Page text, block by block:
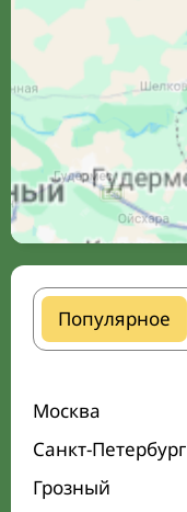
Популярное
Москва
Санкт-Петербург
Грозный